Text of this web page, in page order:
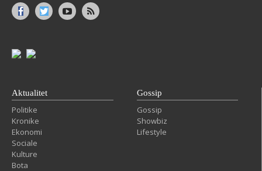
Aktualitet
Politike
Kronike
Ekonomi
Sociale
Kulture
Bota
Gossip
Gossip
Showbiz
Lifestyle